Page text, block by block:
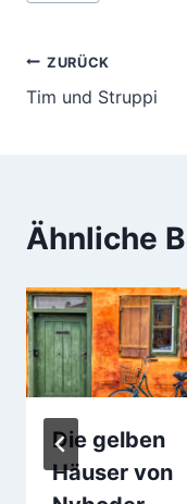
ZURÜCK
Tim und Struppi
Ähnliche
Die gelben
Häuser von